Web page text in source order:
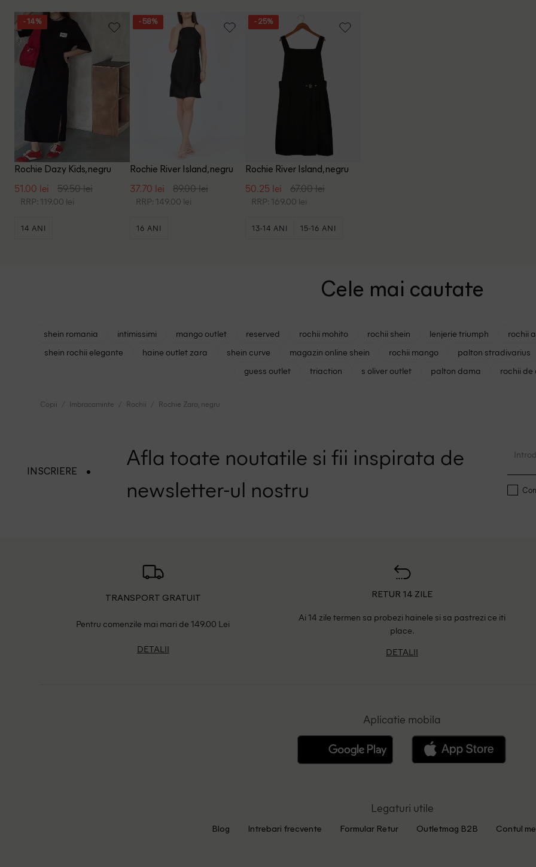
- 14%
Rochie Dazy Kids, negru
51.00 lei 59.50 lei
RRP: 119.00 lei
14 ANI
- 58%
Rochie River Island, negru
37.70 lei 89.00 lei
RRP: 149.00 lei
16 ANI
- 25%
Rochie River Island, negru
50.25 lei 67.00 lei
RRP: 169.00 lei
13-14 ANI 15-16 ANI
Cele mai cautate
shein romania intimissimi mango outlet reserved rochii mohito rochii shein lenjerie triumph rochii
shein rochii elegante
haine outlet zara shein curve magazin online shein rochii mango palton stradivarius
guess outlet
triaction s oliver outlet palton dama rochii de
Copii Imbracaminte Rochii Rochie Zara, negru
INSCRIERE
Afla toate noutatile si fii inspirata de
newsletter-ul nostru
TRANSPORT GRATUIT
Pentru comenzile mai mari de 149.00 Lei
DETALII
RETUR 14 ZILE
Ai 14 zile termen sa probezi hainele si sa pastrezi ce iti
place.
DETALII
Aplicatie mobila
Legaturi utile
Blog Intrebari frecvente Formular Retur Outletmag B2B Contul